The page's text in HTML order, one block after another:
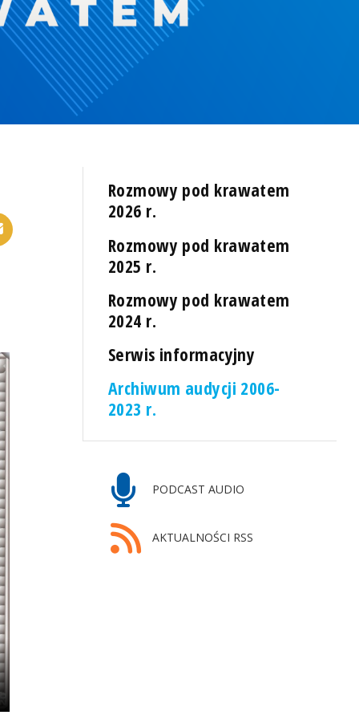
Rozmowy pod krawatem
2026 r.
Rozmowy pod krawatem
2025 r.
Rozmowy pod krawatem
2024 r.
Serwis informacyjny
Archiwum audycji 2006-
2023 r.
PODCAST AUDIO
AKTUALNOŚCI RSS